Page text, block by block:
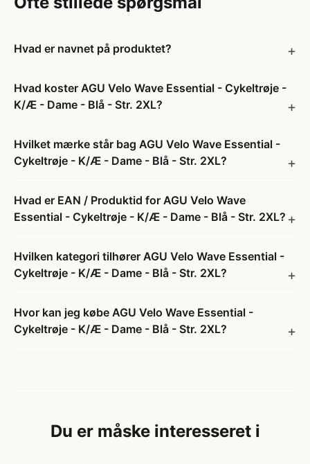
Hvad er navnet på produktet?
Hvad koster AGU Velo Wave Essential - Cykeltrøje -
K/Æ - Dame - Blå - Str. 2XL?
Hvilket mærke står bag AGU Velo Wave Essential -
Cykeltrøje - K/Æ - Dame - Blå - Str. 2XL?
Hvad er EAN / Produktid for AGU Velo Wave
Essential - Cykeltrøje - K/Æ - Dame - Blå - Str. 2XL?
Hvilken kategori tilhører AGU Velo Wave Essential -
Cykeltrøje - K/Æ - Dame - Blå - Str. 2XL?
Hvor kan jeg købe AGU Velo Wave Essential -
Cykeltrøje - K/Æ - Dame - Blå - Str. 2XL?
Du er måske interesseret i